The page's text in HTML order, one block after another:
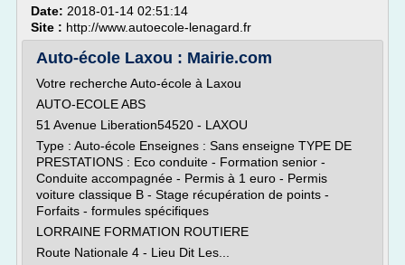
Date: 2018-01-14 02:51:14
Site : http://www.autoecole-lenagard.fr
Auto-école Laxou : Mairie.com
Votre recherche Auto-école à Laxou
AUTO-ECOLE ABS
51 Avenue Liberation54520 - LAXOU
Type : Auto-école Enseignes : Sans enseigne TYPE DE
PRESTATIONS : Eco conduite - Formation senior -
Conduite accompagnée - Permis à 1 euro - Permis
voiture classique B - Stage récupération de points -
Forfaits - formules spécifiques
LORRAINE FORMATION ROUTIERE
Route Nationale 4 - Lieu Dit Les...